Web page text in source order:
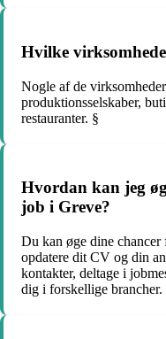
Hvilke
Nogle af de
produktionsselskaber,
restauranter. §
Hvordan kan jeg
job i Greve?
Du kan øge dine
opdatere dit CV og din
kontakter, deltage i
dig i forskellige brancher.